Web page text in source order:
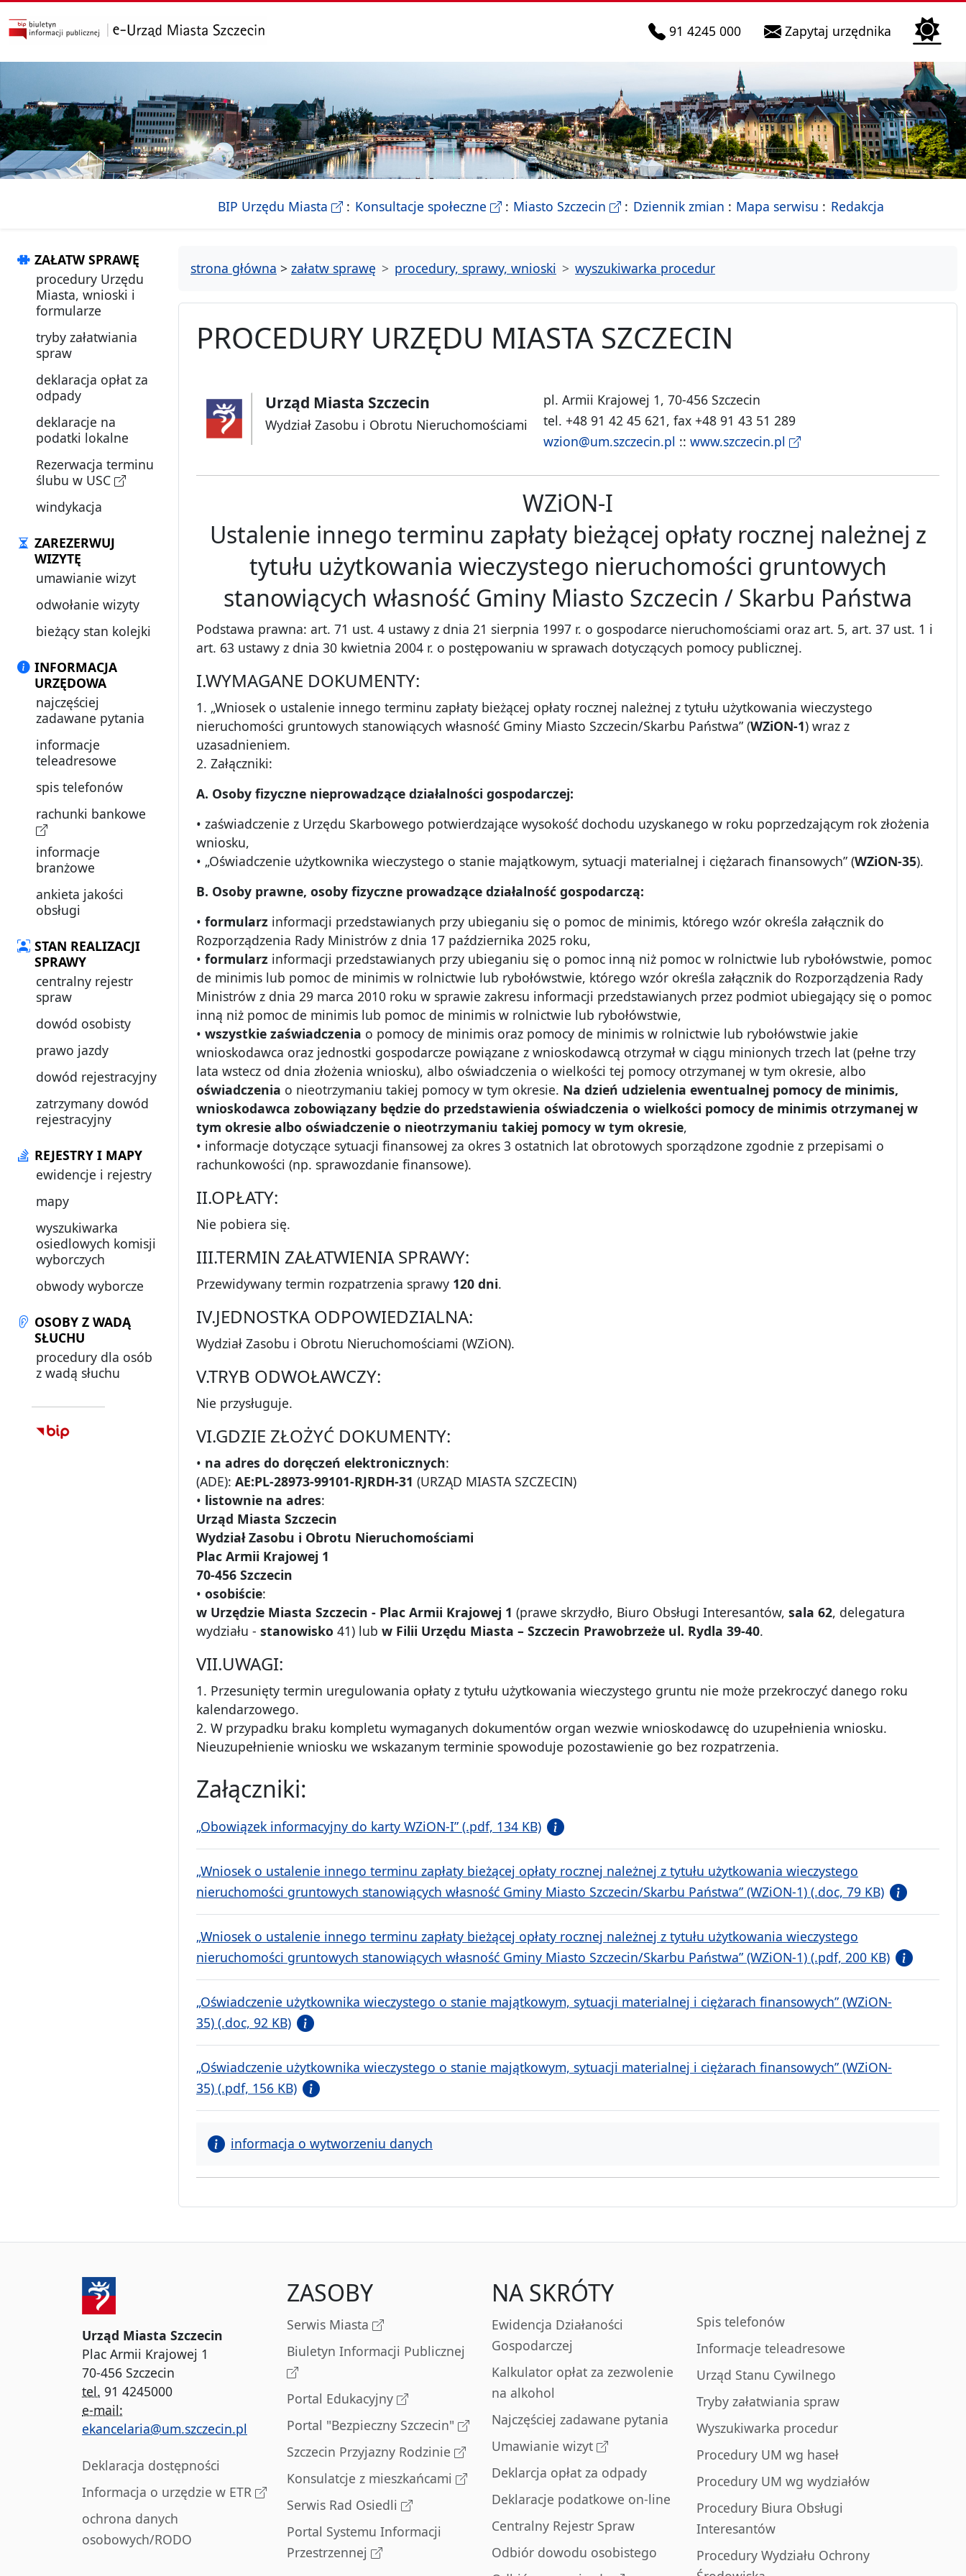
przejdź do głównego menu
telefon do infolinii:
91 4245 000 Zapytaj urzędnika Biura
BIP Urzędu Miasta - Biletyn Informacji Publicznej Urzedu Miasta Szczecin
Konsultacje społeczne- strona konsultacji Miasta Szczecin
Miasto Szczecin - Oficjalna strona Miasta Szczecin
Dziennik zmian Mapa serwisu - drzewko rozdziałów
Redakcja
ZAŁATW SPRAWĘ
procedury Urzędu
Miasta, wnioski i
formularze
tryby załatwiania
spraw
deklaracja opłat za
odpady
deklaracje na
podatki lokalne
Rezerwacja terminu
ślubu w USC
windykacja
ZAREZERWUJ
WIZYTĘ
umawianie wizyt
odwołanie wizyty
bieżący stan kolejki
INFORMACJA
URZĘDOWA
najczęściej
zadawane pytania
informacje
teleadresowe
spis telefonów
rachunki bankowe
informacje
branżowe
ankieta jakości
obsługi
STAN REALIZACJI
SPRAWY
centralny rejestr
spraw
dowód osobisty
prawo jazdy
dowód rejestracyjny
zatrzymany dowód
rejestracyjny
REJESTRY I MAPY
ewidencje i rejestry
mapy
wyszukiwarka
osiedlowych komisji
wyborczych
obwody wyborcze
OSOBY Z WADĄ
SŁUCHU
procedury dla osób
z wadą słuchu
strona główna > załatw sprawę procedury, sprawy, wnioski wyszukiwarka procedur
PROCEDURY URZĘDU MIASTA SZCZECIN
Urząd Miasta Szczecin
Wydział Zasobu i Obrotu Nieruchomościami
pl. Armii Krajowej 1, 70-456 Szczecin
tel. +48 91 42 45 621, fax +48 91 43 51 289
wzion@um.szczecin.pl ::www.szczecin.pl
WZiON-I
Ustalenie innego terminu zapłaty bieżącej opłaty rocznej należnej z
tytułu użytkowania wieczystego nieruchomości gruntowych
stanowiących własność Gminy Miasto Szczecin / Skarbu Państwa
Podstawa prawna: art. 71 ust. 4 ustawy z dnia 21 sierpnia 1997 r. o gospodarce nieruchomościami oraz art. 5, art. 37 ust. 1 i
art. 63 ustawy z dnia 30 kwietnia 2004 r. o postępowaniu w sprawach dotyczących pomocy publicznej.
I.WYMAGANE DOKUMENTY:
1. „Wniosek o ustalenie innego terminu zapłaty bieżącej opłaty rocznej należnej z tytułu użytkowania wieczystego
nieruchomości gruntowych stanowiących własność Gminy Miasto Szczecin/Skarbu Państwa” (WZiON-1) wraz z
uzasadnieniem.
2. Załączniki:
A. Osoby fizyczne nieprowadzące działalności gospodarczej:
• zaświadczenie z Urzędu Skarbowego potwierdzające wysokość dochodu uzyskanego w roku poprzedzającym rok złożenia
wniosku,
• „Oświadczenie użytkownika wieczystego o stanie majątkowym, sytuacji materialnej i ciężarach finansowych” (WZiON-35).
B. Osoby prawne, osoby fizyczne prowadzące działalność gospodarczą:
• formularz informacji przedstawianych przy ubieganiu się o pomoc de minimis, którego wzór określa załącznik do
Rozporządzenia Rady Ministrów z dnia 17 października 2025 roku,
• formularz informacji przedstawianych przy ubieganiu się o pomoc inną niż pomoc w rolnictwie lub rybołówstwie, pomoc
de minimis lub pomoc de minimis w rolnictwie lub rybołówstwie, którego wzór określa załącznik do Rozporządzenia Rady
Ministrów z dnia 29 marca 2010 roku w sprawie zakresu informacji przedstawianych przez podmiot ubiegający się o pomoc
inną niż pomoc de minimis lub pomoc de minimis w rolnictwie lub rybołówstwie,
• wszystkie zaświadczenia o pomocy de minimis oraz pomocy de minimis w rolnictwie lub rybołówstwie jakie
wnioskodawca oraz jednostki gospodarcze powiązane z wnioskodawcą otrzymał w ciągu minionych trzech lat (pełne trzy
lata wstecz od dnia złożenia wniosku), albo oświadczenia o wielkości tej pomocy otrzymanej w tym okresie, albo
oświadczenia o nieotrzymaniu takiej pomocy w tym okresie. Na dzień udzielenia ewentualnej pomocy de minimis,
wnioskodawca zobowiązany będzie do przedstawienia oświadczenia o wielkości pomocy de minimis otrzymanej w
tym okresie albo oświadczenie o nieotrzymaniu takiej pomocy w tym okresie,
• informacje dotyczące sytuacji finansowej za okres 3 ostatnich lat obrotowych sporządzone zgodnie z przepisami o
rachunkowości (np. sprawozdanie finansowe).
II.OPŁATY:
Nie pobiera się.
III.TERMIN ZAŁATWIENIA SPRAWY:
Przewidywany termin rozpatrzenia sprawy 120 dni.
IV.JEDNOSTKA ODPOWIEDZIALNA:
Wydział Zasobu i Obrotu Nieruchomościami (WZiON).
V.TRYB ODWOŁAWCZY:
Nie przysługuje.
VI.GDZIE ZŁOŻYĆ DOKUMENTY:
• na adres do doręczeń elektronicznych:
(ADE): AE:PL-28973-99101-RJRDH-31 (URZĄD MIASTA SZCZECIN)
• listownie na adres:
Urząd Miasta Szczecin
Wydział Zasobu i Obrotu Nieruchomościami
Plac Armii Krajowej 1
70-456 Szczecin
• osobiście:
w Urzędzie Miasta Szczecin - Plac Armii Krajowej 1 (prawe skrzydło, Biuro Obsługi Interesantów, sala 62, delegatura
wydziału - stanowisko 41) lub w Filii Urzędu Miasta – Szczecin Prawobrzeże ul. Rydla 39-40.
VII.UWAGI:
1. Przesunięty termin uregulowania opłaty z tytułu użytkowania wieczystego gruntu nie może przekroczyć danego roku
kalendarzowego.
2. W przypadku braku kompletu wymaganych dokumentów organ wezwie wnioskodawcę do uzupełnienia wniosku.
Nieuzupełnienie wniosku we wskazanym terminie spowoduje pozostawienie go bez rozpatrzenia.
Załączniki:
„Obowiązek informacyjny do karty WZiON-I” (.pdf, 134 KB)
„Wniosek o ustalenie innego terminu zapłaty bieżącej opłaty rocznej należnej z tytułu użytkowania wieczystego
nieruchomości gruntowych stanowiących własność Gminy Miasto Szczecin/Skarbu Państwa” (WZiON-1) (.doc, 79 KB)
„Wniosek o ustalenie innego terminu zapłaty bieżącej opłaty rocznej należnej z tytułu użytkowania wieczystego
nieruchomości gruntowych stanowiących własność Gminy Miasto Szczecin/Skarbu Państwa” (WZiON-1) (.pdf, 200 KB)
„Oświadczenie użytkownika wieczystego o stanie majątkowym, sytuacji materialnej i ciężarach finansowych” (WZiON-
35) (.doc, 92 KB)
„Oświadczenie użytkownika wieczystego o stanie majątkowym, sytuacji materialnej i ciężarach finansowych” (WZiON-
35) (.pdf, 156 KB)
informacja o wytworzeniu danych
Urząd Miasta Szczecin
Plac Armii Krajowej 1
70-456 Szczecin
tel. 91 4245000
e-mail:
ekancelaria@um.szczecin.pl
Deklaracja dostępności
Informacja o urzędzie w ETR
ochrona danych
osobowych/RODO
ZASOBY
Serwis Miasta
Biuletyn Informacji Publicznej
Portal Edukacyjny
Portal "Bezpieczny Szczecin"
Szczecin Przyjazny Rodzinie
Konsulatcje z mieszkańcami
Serwis Rad Osiedli
Portal Systemu Informacji
Przestrzennej
NA SKRÓTY
Ewidencja Działaności
Gospodarczej
Kalkulator opłat za zezwolenie
na alkohol
Najczęściej zadawane pytania
Umawianie wizyt
Deklarcja opłat za odpady
Deklaracje podatkowe on-line
Centralny Rejestr Spraw
Odbiór dowodu osobistego
Spis telefonów
Informacje teleadresowe
Urząd Stanu Cywilnego
Tryby załatwiania spraw
Wyszukiwarka procedur
Procedury UM wg haseł
Procedury UM wg wydziałów
Procedury Biura Obsługi
Interesantów
Procedury Wydziału Ochrony